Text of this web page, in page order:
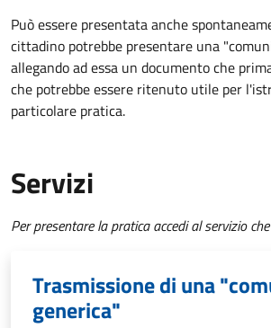
Può essere presentata anche
cittadino potrebbe presentare una
allegando ad essa un documento che
che potrebbe essere ritenuto utile per
particolare pratica.
Servizi
Per presentare la pratica accedi al servizio
Trasmissione di una
generica"